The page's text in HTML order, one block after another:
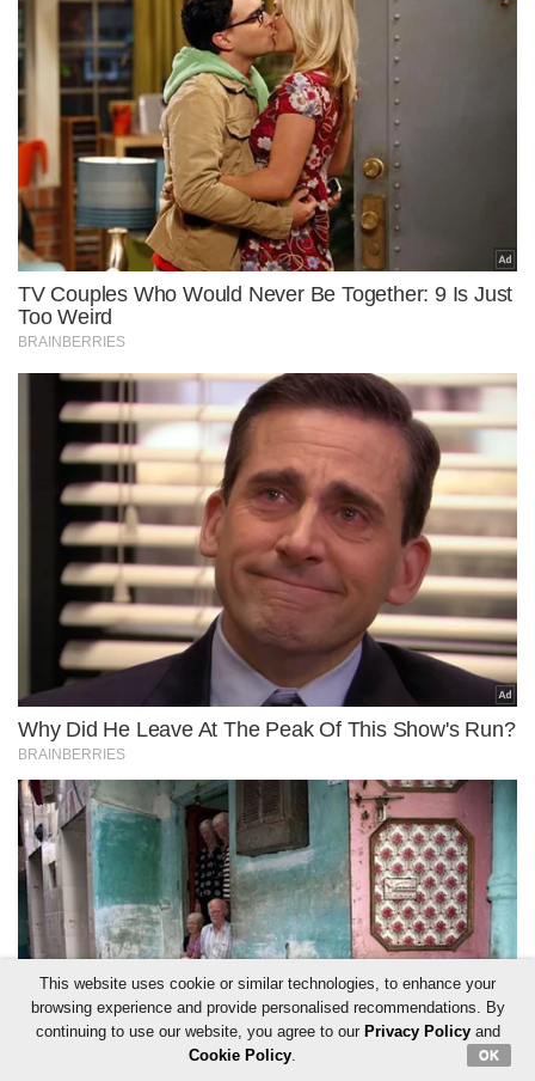
This website uses cookie or similar technologies, to enhance your
browsing experience and provide personalised recommendations. By
continuing to use our website, you agree to our Privacy Policyand
Cookie Policy. OK